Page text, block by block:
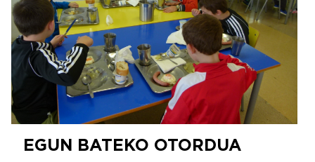
EGUN BATEKO OTORDUA